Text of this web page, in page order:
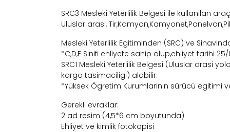
SRC3 Mesleki Yeterlilik Belgesi ile kullanilan
Uluslar arasi,
Mesleki Yeterlilik Egitiminden (SRC) ve
*C,D,E Sinifi ehliyete sahip olup,ehliyet tarihi
SRC1 Mesleki Yeterlilik Belgesi (Uluslar arasi
kargo tasimaciligi) alabilir.
*Yüksek Ögretim Kurumlarinin sürücü egitimi
Gerekli evraklar:
2 ad resim (4,5*6 cm boyutunda)
Ehliyet ve kimlik fotokopisi